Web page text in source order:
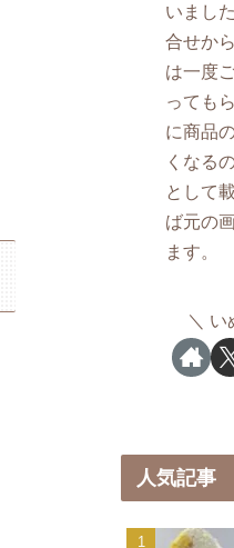
いまし
合せか
は一度
っても
に商品
くなる
として
ば元の
ます。
い
人気記事